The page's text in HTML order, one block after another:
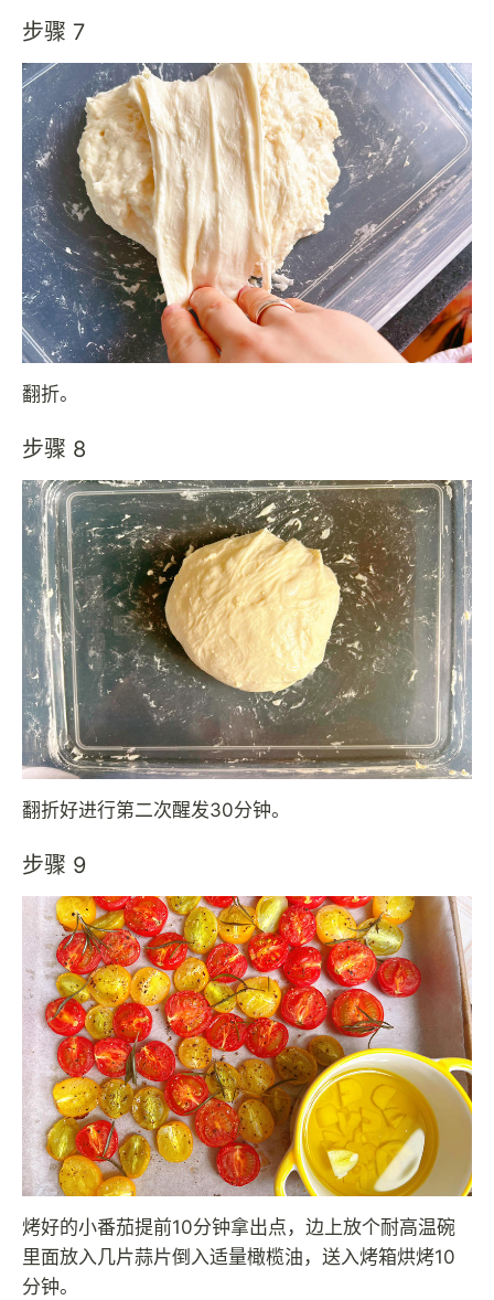
步骤 7
翻折。
步骤 8
翻折好进行第二次醒发30分钟。
步骤 9
烤好的小番茄提前10分钟拿出点，边上放个耐高温碗
里面放入几片蒜片倒入适量橄榄油，送入烤箱烘烤10
分钟。